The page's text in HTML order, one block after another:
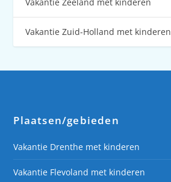
Vakantie Zuid-Holland met kinderen
Plaatsen/gebieden
Vakantie Drenthe met kinderen
Vakantie Flevoland met kinderen